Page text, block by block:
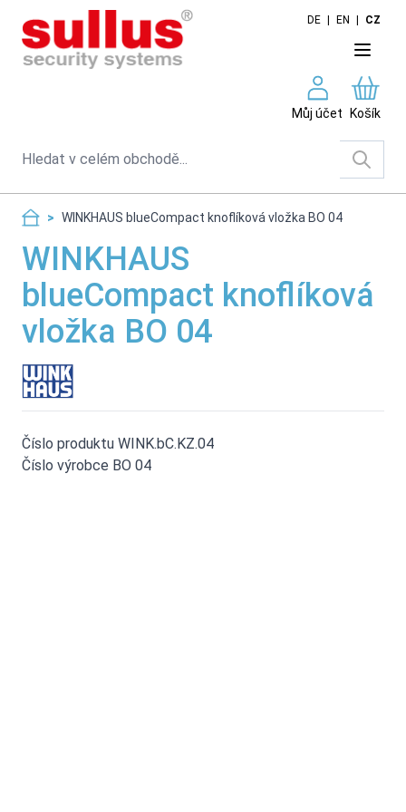
Skip to Content
DE EN CZ
Můj účet Košík
Search
> WINKHAUS blueCompact knoflíková vložka BO 04
WINKHAUS
blueCompact knoflíková
vložka BO 04
Číslo produktu WINK.bC.KZ.04
Číslo výrobce BO 04